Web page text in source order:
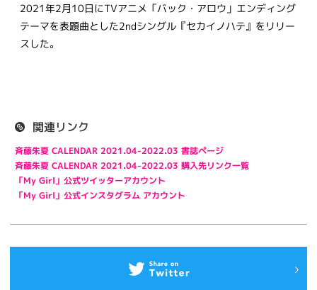
2021年2月10日にTVアニメ「バック・アロウ」エンディング
テーマを表題曲とした2ndシングル『セカイノハテ』をリリー
スした。
関連リンク
斉藤朱夏 CALENDAR 2021.04-2022.03 書誌ページ
斉藤朱夏 CALENDAR 2021.04-2022.03 購入先リンク一覧
「My Girl」公式ツイッターアカウント
「My Girl」公式インスタグラム アカウント